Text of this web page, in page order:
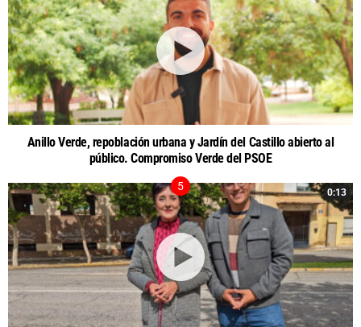
Anillo Verde, repoblación urbana y Jardín del Castillo abierto al
público. Compromiso Verde del PSOE
0:13